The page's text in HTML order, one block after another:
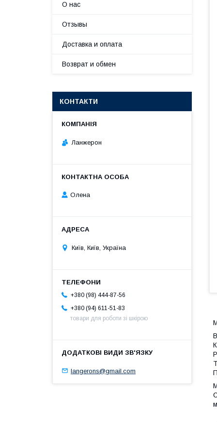
О нас
Отзывы
Доставка и оплата
Возврат и обмен
КОНТАКТИ
Ланжерон
Олена
Київ, Київ, Україна
+380 (98) 444-87-56
+380 (94) 611-51-83
товари для роботи зі шкірою
langerons@gmail.com